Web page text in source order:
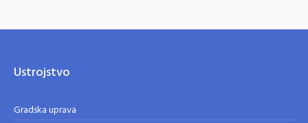
Ustrojstvo
Gradska uprava